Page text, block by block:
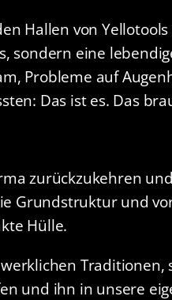
Hallen von
sondern eine
Probleme auf
Das ist es. Das
zurückzukehren
Grundstruktur und
Hülle.
und ihn in unsere